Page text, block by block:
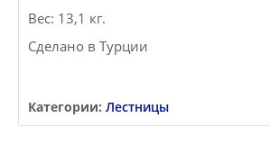
Вес: 13,1 кг.
Сделано в Турции
Категории: Лестницы